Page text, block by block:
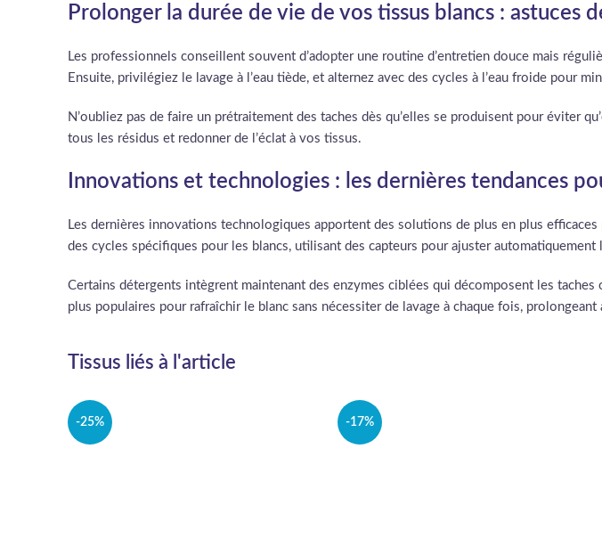
Prolonger la durée de vie de vos tissus blancs : astuces
Les professionnels conseillent souvent d’adopter une routine d’entretien douce mais
Ensuite, privilégiez le lavage à l’eau tiède, et alternez avec des cycles à l’eau froide pour
N’oubliez pas de faire un prétraitement des taches dès qu’elles se produisent pour éviter
tous les résidus et redonner de l’éclat à vos tissus.
Innovations et technologies : les dernières tendances
Les dernières innovations technologiques apportent des solutions de plus en plus
des cycles spécifiques pour les blancs, utilisant des capteurs pour ajuster automatiquement
Certains détergents intègrent maintenant des enzymes ciblées qui décomposent les
plus populaires pour rafraîchir le blanc sans nécessiter de lavage à chaque fois,
Tissus liés à l'article
-25% -17%